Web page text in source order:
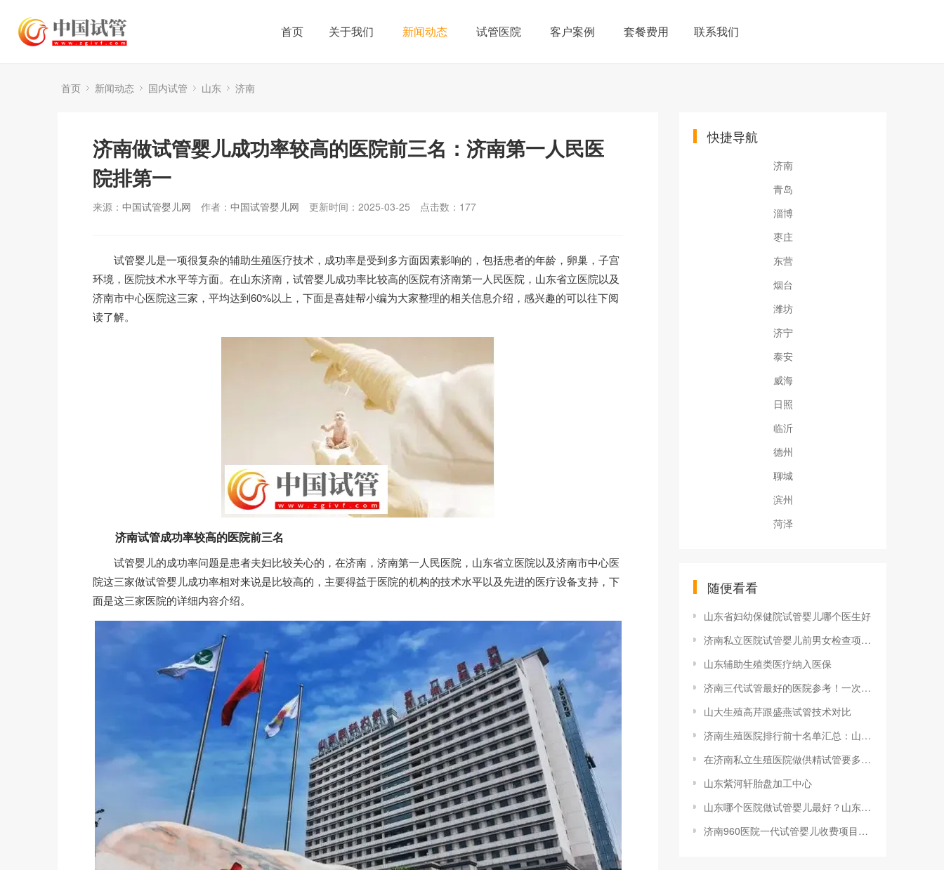
首页 关于我们 新闻动态 试管医院 客户案例 套餐费用 联系我们
首页 新闻动态 国内试管 山东 济南
济南做试管婴儿成功率较高的医院前三名：济南第一人民医
院排第一
来源： 中国试管婴儿网 作者： 中国试管婴儿网 更新时间：2025-03-25 点击数： 177
试管婴儿是一项很复杂的辅助生殖医疗技术，成功率是受到多方面因素影响的，包括患者的年龄，卵巢，子宫
环境，医院技术水平等方面。在山东济南，试管婴儿成功率比较高的医院有济南第一人民医院，山东省立医院以及
济南市中心医院这三家，平均达到60%以上，下面是喜娃帮小编为大家整理的相关信息介绍，感兴趣的可以往下阅
读了解。
济南试管成功率较高的医院前三名
试管婴儿的成功率问题是患者夫妇比较关心的，在济南，济南第一人民医院，山东省立医院以及济南市中心医
院这三家做试管婴儿成功率相对来说是比较高的，主要得益于医院的机构的技术水平以及先进的医疗设备支持，下
面是这三家医院的详细内容介绍。
快捷导航
济南
青岛
淄博
枣庄
东营
烟台
潍坊
济宁
泰安
威海
日照
临沂
德州
聊城
滨州
菏泽
随便看看
山东省妇幼保健院试管婴儿哪个医生好
济南私立医院试管婴儿前男女检查项目有哪些，注意检查项目有效时间
山东辅助生殖类医疗纳入医保
济南三代试管最好的医院参考！一次试管费用总共多少？
山大生殖高芹跟盛燕试管技术对比
济南生殖医院排行前十名单汇总：山大齐鲁与山东省妇幼保健院都在榜
在济南私立生殖医院做供精试管要多少钱？济南市妇幼做试管多少钱？
山东紫河轩胎盘加工中心
山东哪个医院做试管婴儿最好？山东人工授精技术最好的医院应该怎样找？
济南960医院一代试管婴儿收费项目汇总，降调+促排至少1.5万